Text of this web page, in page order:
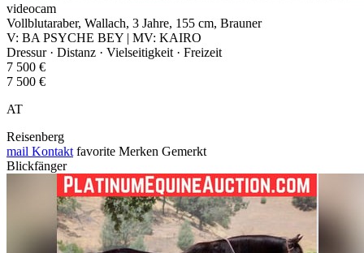
videocam
Vollblutaraber, Wallach, 3 Jahre, 155 cm, Brauner
V: BA PSYCHE BEY | MV: KAIRO
Dressur · Distanz · Vielseitigkeit · Freizeit
7 500 €
7 500 €
AT
Reisenberg
mail Kontakt favorite Merken Gemerkt
Blickfänger